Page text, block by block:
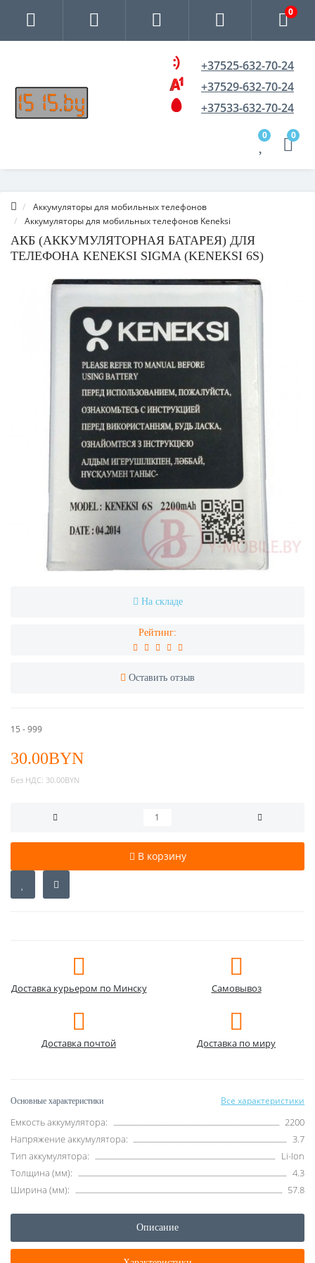
0
+37525-632-70-24
+37529-632-70-24
+37533-632-70-24
0 0
Аккумуляторы для мобильных телефонов
Аккумуляторы для мобильных телефонов Keneksi
АКБ (АККУМУЛЯТОРНАЯ БАТАРЕЯ) ДЛЯ
ТЕЛЕФОНА KENEKSI SIGMA (KENEKSI 6S)
На складе
Рейтинг:
Оставить отзыв
15 - 999
30.00BYN
Без НДС: 30.00BYN
В корзину
Доставка курьером по Минску Самовывоз
Доставка почтой Доставка по миру
Основные характеристики Все характеристики
Емкость аккумулятора:
2200
Напряжение аккумулятора:
3.7
Тип аккумулятора:
Li-Ion
Толщина (мм):
4.3
Ширина (мм):
57.8
Описание